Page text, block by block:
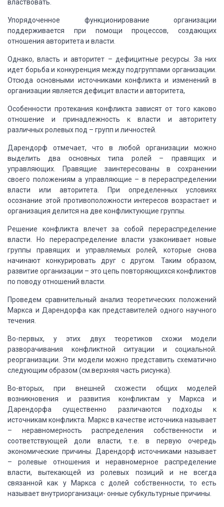
властвовать.
Упорядоченное функционирование организации
поддерживается при помощи процессов, создающих
отношения авторитета и власти.
Однако, власть и авторитет – дефицитные ресурсы. За них
идет борьба и конкуренция между подгруппами организации.
Отсюда основными источниками конфликта и изменений в
организации является дефицит власти и авторитета,
Особенности протекания конфликта зависят от того каково
отношение и принадлежность к власти и авторитету
различных ролевых под – групп и личностей.
Дарендорф отмечает, что в любой организации можно
выделить два основныхтипа ролей – правящих и
управляющих. Правящие заинтересованы в сохранении
своего положениям а управляющие – в перераспределении
власти или авторитета. При определенных условиях
осознание этой противоположности интересов возрастает и
организация делится на две конфликтующие группы.
Решение конфликта влечет за собой перераспределение
власти. Но перераспределение власти узаконивает новые
группы правящих и управляемых ролей, которые снова
начинают конкурировать друг с другом. Таким образом,
развитие организации – это цепь повторяющихся конфликтов
по поводу отношений власти.
Проведем сравнительный анализ теоретических положений
Маркса и Дарендорфа как представителей одного научного
течения.
Во-первых, у этих двух теоретиков схожи модели
разворачивания конфликтной ситуации и социальной.
реорганизации. Эти модели можно представить схематично
следующим образом (см.верхняя часть рисунка).
Во-вторых, при внешней схожести общих моделей
возникновения и развития конфликтам у Маркса и
Дарендорфа существенно различаются подходы к
источникам конфликта. Марксв качестве источника называет
– неравномерность распределения собственности и
соответствующей доли власти, т.е. в первую очередь
экономические причины. Дарендорф источниками называет
– ролевые отношения и неравномерное распределение
власти, вытекающей из ролевых позиций и не всегда
связанной как у Маркса с долей собственности, то есть
называет внутриорганизаци- онные субкультурные причины.